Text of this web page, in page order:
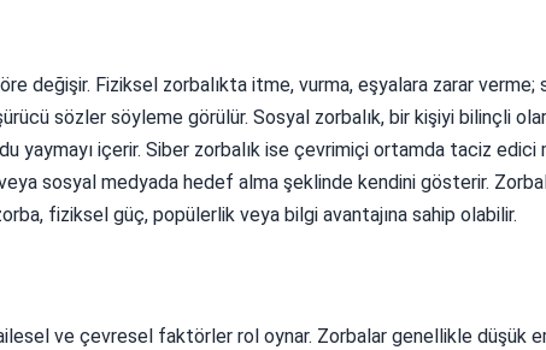
değişir. Fiziksel zorbalıkta itme, vurma, eşyalara zarar verme;
sözler söyleme görülür. Sosyal zorbalık, bir kişiyi bilinçli
yaymayı içerir. Siber zorbalık ise çevrimiçi ortamda taciz edici
sosyal medyada hedef alma şeklinde kendini gösterir.
fiziksel güç, popülerlik veya bilgi avantajına sahip olabilir.
ailesel ve çevresel faktörler rol oynar. Zorbalar genellikle düşük